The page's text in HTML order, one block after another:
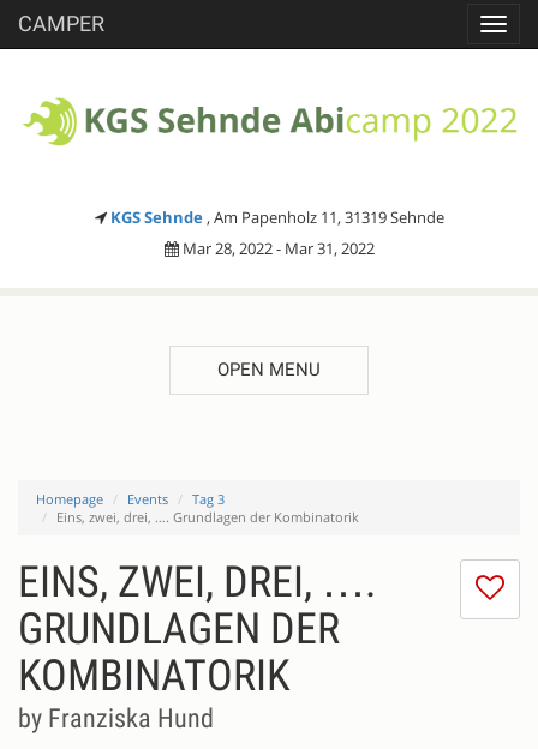
CAMPER
KGS Sehnde , Am Papenholz 11, 31319 Sehnde
Mar 28, 2022 - Mar 31, 2022
OPEN MENU
Homepage Events
Tag 3
Eins, zwei, drei, …. Grundlagen der Kombinatorik
I
EINS, ZWEI, DREI, ….
GRUNDLAGEN DER
KOMBINATORIK
by Franziska Hund